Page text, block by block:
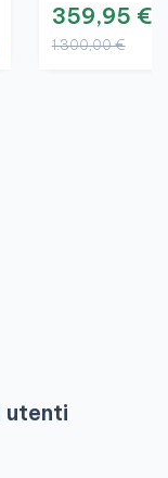
359,95 €
1.300,00 €
utenti